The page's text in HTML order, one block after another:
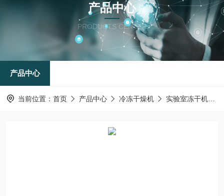
产品中心
PRODUCTS CENTER
产品中心
当前位置： 首页 产品中心 冷冻干燥机 实验室冻干机